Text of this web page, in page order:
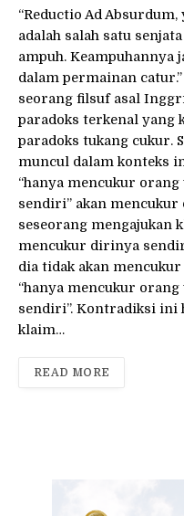
“Reductio Ad
adalah salah satu
ampuh. Keampuhannya
dalam permainan
seorang filsuf asal
paradoks terkenal yang
paradoks tukang cukur.
muncul dalam konteks
“hanya mencukur
sendiri” akan
seseorang mengajukan
mencukur dirinya
dia tidak akan
“hanya mencukur
sendiri”. Kontradiksi ini
klaim…
READ MORE